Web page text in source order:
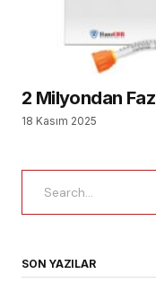
2 Milyondan
18 Kasım 2025
SON YAZILAR